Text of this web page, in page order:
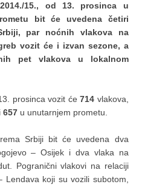
15., od 13. prosinca u
bit će uvedena četiri
par noćnih vlakova na
vozit će i izvan sezone, a
pet vlakova u lokalnom
prosinca vozit će714 vlakova,
657 u unutarnjem prometu.
Srbiji bit će uvedena dva
– Osijek i dva vlaka na
Pogranični vlakovi na relaciji
koji su vozili subotom,